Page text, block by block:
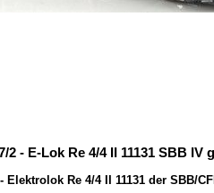
- E-Lok Re 4/4 II 11131 SBB IV
Elektrolok Re 4/4 II 11131 der